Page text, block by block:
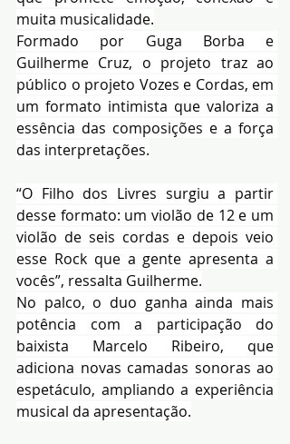
muita musicalidade.
Formado por Guga Borba e
Guilherme Cruz, o projeto traz ao
público o projeto Vozes e Cordas, em
um formato intimista que valoriza a
essência das composições e a força
das interpretações.
“O Filho dos Livres surgiu a partir
desse formato: um violão de 12 e um
violão de seis cordas e depois veio
esse Rock que a gente apresenta a
vocês”, ressalta Guilherme.
No palco, o duo ganha ainda mais
potência com a participação do
baixista Marcelo Ribeiro, que
adiciona novas camadas sonoras ao
espetáculo, ampliando a experiência
musical da apresentação.